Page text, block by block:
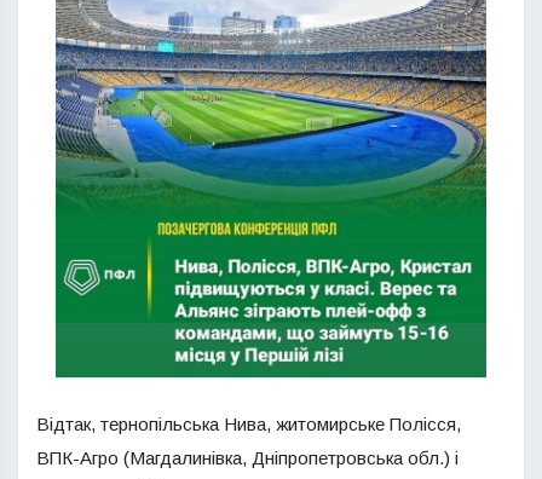
Відтак, тернопільська Нива, житомирське Полісся,
ВПК-Агро (Магдалинівка, Дніпропетровська обл.) і